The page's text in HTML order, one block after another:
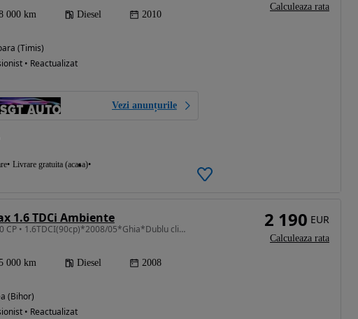
000 km Diesel 2010
(Timis)
• Reactualizat
Vezi anunțurile
Livrare gratuita (acasa)
Calculeaza rata
1.6 TDCi Ambiente
1560 cm3 • 90 CP • 1.6TDCI(90cp)*2008/05*Ghia*Dublu climatronic*Pilot automat*
000 km Diesel 2008
(Bihor)
• Reactualizat
2 190 EUR
Calculeaza rata